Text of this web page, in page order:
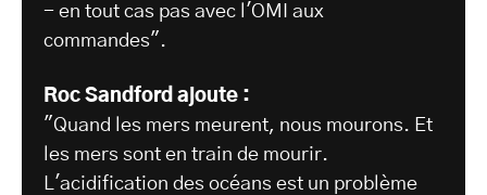
- en tout cas pas avec l'OMI aux
commandes".
Roc Sandford ajoute :
"Quand les mers meurent, nous mourons. Et
les mers sont en train de mourir.
L'acidification des océans est un problème